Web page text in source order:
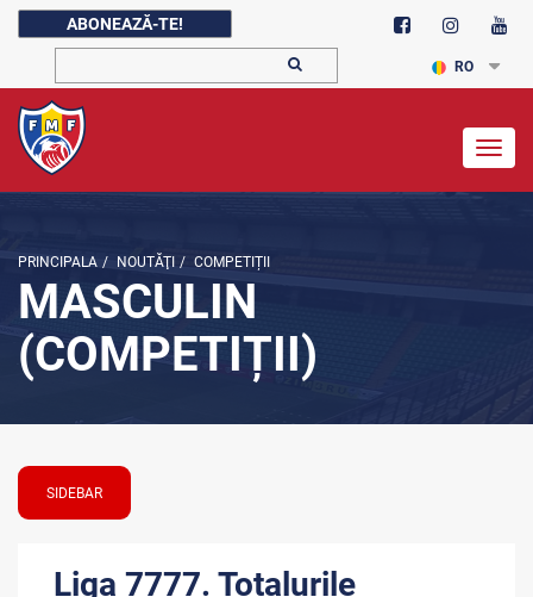
ABONEAZĂ-TE!
RO
PRINCIPALA / NOUTĂŢI / COMPETIȚII
MASCULIN
(COMPETIȚII)
SIDEBAR
Liga 7777. Totalurile